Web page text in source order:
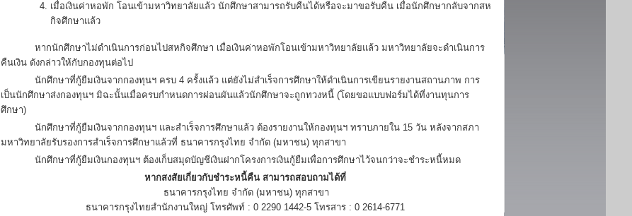
เมื่อเงินค่าหอพัก โอนเข้ามหาวิทยาลัยแล้ว นักศึกษาสามารถรับคืนได้หรือจะมาขอรับคืน เมื่อนักศึกษากลับจากสห
กิจศึกษาแล้ว
หากนักศึกษาไม่ดำเนินการก่อนไปสหกิจศึกษา เมื่อเงินค่าหอพักโอนเข้ามหาวิทยาลัยแล้ว มหาวิทยาลัยจะดำเนินการ
คืนเงิน ดังกล่าวให้กับกองทุนต่อไป
นักศึกษาที่กู้ยืมเงินจากกองทุนฯ ครบ 4 ครั้งแล้ว แต่ยังไม่สำเร็จการศึกษาให้ดำเนินการเขียนรายงานสถานภาพ การ
เป็นนักศึกษาส่งกองทุนฯ มิฉะนั้นเมื่อครบกำหนดการผ่อนผันแล้วนักศึกษาจะถูกทวงหนี้ (โดยขอแบบฟอร์มได้ที่งานทุนการ
ศึกษา)
นักศึกษาที่กู้ยืมเงินจากกองทุนฯ และสำเร็จการศึกษาแล้ว ต้องรายงานให้กองทุนฯ ทราบภายใน 15 วัน หลังจากสภา
มหาวิทยาลัยรับรองการสำเร็จการศึกษาแล้วที่ ธนาคารกรุงไทย จำกัด (มหาชน) ทุกสาขา
นักศึกษาที่กู้ยืมเงินกองทุนฯ ต้องเก็บสมุดบัญชีเงินฝากโครงการเงินกู้ยืมเพื่อการศึกษาไว้จนกว่าจะชำระหนี้หมด
หากสงสัยเกี่ยวกับชำระหนี้คืน สามารถสอบถามได้ที่
ธนาคารกรุงไทย จำกัด (มหาชน) ทุกสาขา
ธนาคารกรุงไทยสำนักงานใหญ่ โทรศัพท์ : 0 2290 1442-5 โทรสาร : 0 2614-6771